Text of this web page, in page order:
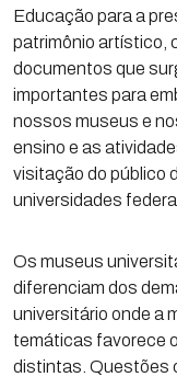
Educação para a
patrimônio artístico,
documentos que
importantes para
nossos museus e
ensino e as
visitação do público
universidades
Os museus
diferenciam dos
universitário onde a
temáticas favorece
distintas. Questões